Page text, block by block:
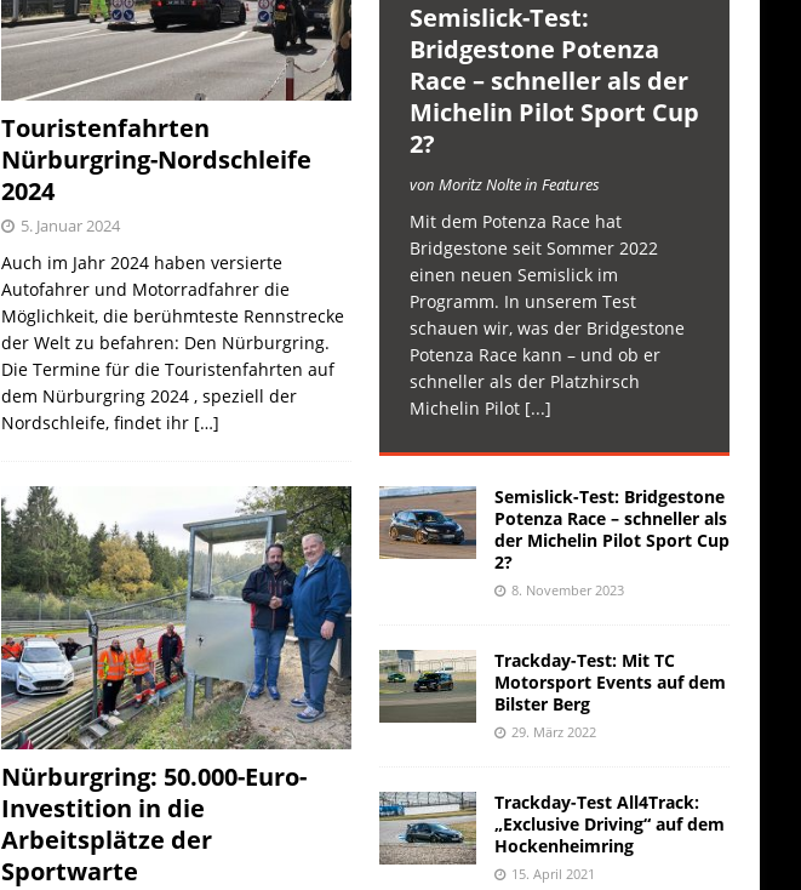
Touristenfahrten
Nürburgring-Nordschleife
2024
5. Januar 2024
Auch im Jahr 2024 haben versierte
Autofahrer und Motorradfahrer die
Möglichkeit, die berühmteste Rennstrecke
der Welt zu befahren: Den Nürburgring.
Die Termine für die Touristenfahrten auf
dem Nürburgring 2024 , speziell der
Nordschleife, findet ihr […]
Nürburgring: 50.000-Euro-
Investition in die
Arbeitsplätze der
Sportwarte
Semislick-Test:
Bridgestone Potenza
Race – schneller als der
Michelin Pilot Sport Cup
2?
von Moritz Nolte in Features
Mit dem Potenza Race hat
Bridgestone seit Sommer 2022
einen neuen Semislick im
Programm. In unserem Test
schauen wir, was der Bridgestone
Potenza Race kann – und ob er
schneller als der Platzhirsch
Michelin Pilot [...]
Semislick-Test: Bridgestone
Potenza Race – schneller als
der Michelin Pilot Sport Cup
2?
8. November 2023
Trackday-Test: Mit TC
Motorsport Events auf dem
Bilster Berg
29. März 2022
Trackday-Test All4Track:
„Exclusive Driving“ auf dem
Hockenheimring
15. April 2021